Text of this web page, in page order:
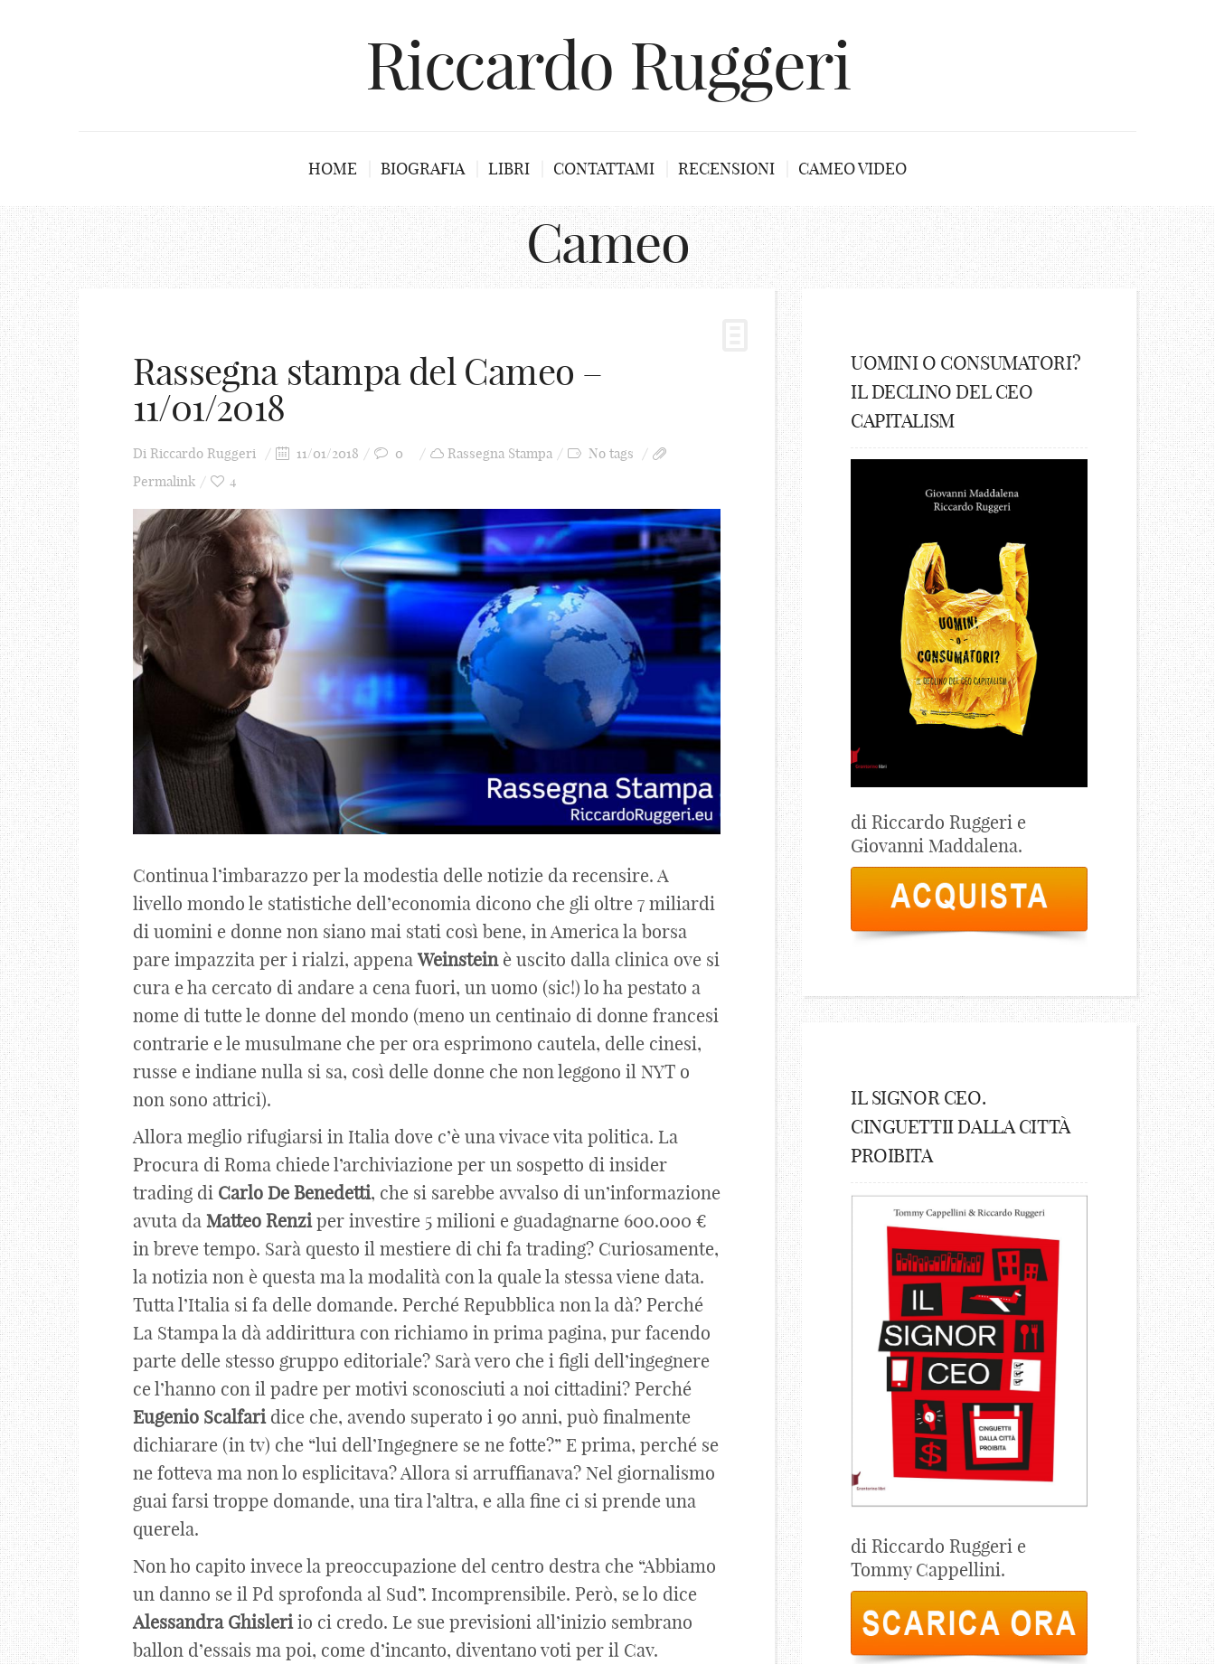
Riccardo Ruggeri
HOME BIOGRAFIA LIBRI CONTATTAMI RECENSIONI CAMEO VIDEO
Cameo
Rassegna stampa del Cameo –
11/01/2018
Di Riccardo Ruggeri 11/01/2018 0 Rassegna Stampa
No tags
Permalink
4
Continua l’imbarazzo per la modestia delle notizie da recensire. A
livello mondo le statistiche dell’economia dicono che gli oltre 7 miliardi
di uomini e donne non siano mai stati così bene, in America la borsa
pare impazzita per i rialzi, appenaWeinsteinè uscito dalla clinica ove si
cura e ha cercato di andare a cena fuori, un uomo (sic!) lo ha pestato a
nome di tutte le donne del mondo (meno un centinaio di donne francesi
contrarie e le musulmane che per ora esprimono cautela, delle cinesi,
russe e indiane nulla si sa, così delle donne che non leggono il NYT o
non sono attrici).
Allora meglio rifugiarsi in Italia dove c’è una vivace vita politica. La
Procura di Roma chiede l’archiviazione per un sospetto di insider
trading di Carlo De Benedetti, che si sarebbe avvalso di un’informazione
avuta da Matteo Renziper investire 5 milioni e guadagnarne 600.000 €
in breve tempo. Sarà questo il mestiere di chi fa trading? Curiosamente,
la notizia non è questa ma la modalità con la quale la stessa viene data.
Tutta l’Italia si fa delle domande. Perché Repubblica non la dà? Perché
La Stampa la dà addirittura con richiamo in prima pagina, pur facendo
parte delle stesso gruppo editoriale? Sarà vero che i figli dell’ingegnere
ce l’hanno con il padre per motivi sconosciuti a noi cittadini? Perché
Eugenio Scalfaridice che, avendo superato i 90 anni, può finalmente
dichiarare (in tv) che “lui dell’Ingegnere se ne fotte?” E prima, perché se
ne fotteva ma non lo esplicitava? Allora si arruffianava? Nel giornalismo
guai farsi troppe domande, una tira l’altra, e alla fine ci si prende una
querela.
Non ho capito invece la preoccupazione del centro destra che “Abbiamo
un danno se il Pd sprofonda al Sud”. Incomprensibile. Però, se lo dice
Alessandra Ghisleriio ci credo. Le sue previsioni all’inizio sembrano
ballon d’essais ma poi, come d’incanto, diventano voti per il Cav.
UOMINI O CONSUMATORI?
IL DECLINO DEL CEO
CAPITALISM
di Riccardo Ruggeri e
Giovanni Maddalena.
IL SIGNOR CEO.
CINGUETTII DALLA CITTÀ
PROIBITA
di Riccardo Ruggeri e
Tommy Cappellini.